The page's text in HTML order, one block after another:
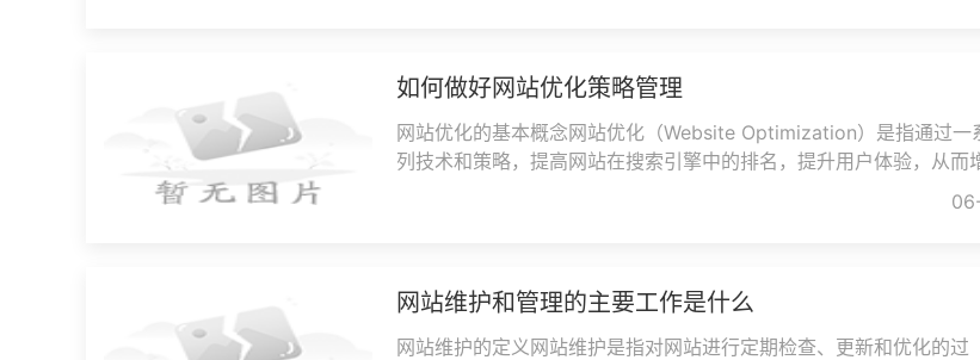
如何做好网站优化策略管理
网站优化的基本概念网站优化（Website Optimization）是指通过一
列技术和策略，提高网站在搜索引擎中的排名，提升用户体验，从而
网站维护和管理的主要工作是什么
网站维护的定义网站维护是指对网站进行定期检查、更新和优化的过